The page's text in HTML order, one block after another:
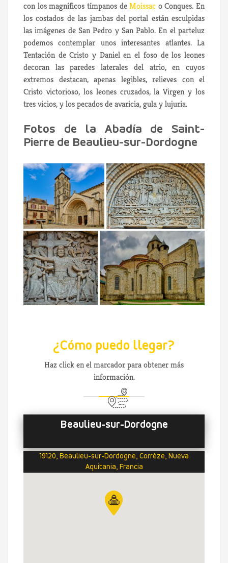
con los magníficos tímpanos deMoissac o Conques. En
los costados de las jambas del portal están esculpidas
las imágenes de San Pedro y San Pablo. En el parteluz
podemos contemplar unos interesantes atlantes. La
Tentación de Cristo y Daniel en el foso de los leones
decoran las paredes laterales del atrio, en cuyos
extremos destacan, apenas legibles, relieves con el
Cristo victorioso, los leones cruzados, la Virgen y los
tres vicios, y los pecados de avaricia, gula y lujuria.
Fotos de la Abadía de Saint-
Pierre de Beaulieu-sur-Dordogne
¿Cómo puedo llegar?
Haz click en el marcador para obtener más
información.
Beaulieu-sur-Dordogne
19120, Beaulieu-sur-Dordogne, Corrèze, Nueva
Aquitania, Francia